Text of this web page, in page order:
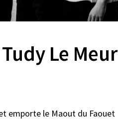
Le Meur
emporte le Maout du Faouet